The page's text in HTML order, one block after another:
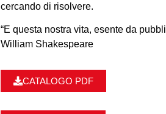
cercando di risolvere.
“E questa nostra vita, esente da
William Shakespeare
CATALOGO PDF